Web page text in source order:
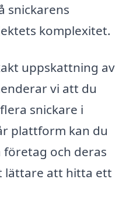
snickarens
komplexitet.
uppskattning av
vi att du
snickare i
plattform kan du
och deras
lättare att hitta ett